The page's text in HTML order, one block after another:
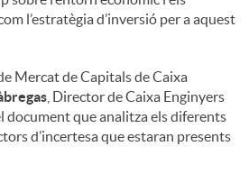
l’estratègia d’inversió per a aquest
Mercat de Capitals de Caixa
, Director de Caixa Enginyers
document que analitza els diferents
d’incertesa que estaran presents